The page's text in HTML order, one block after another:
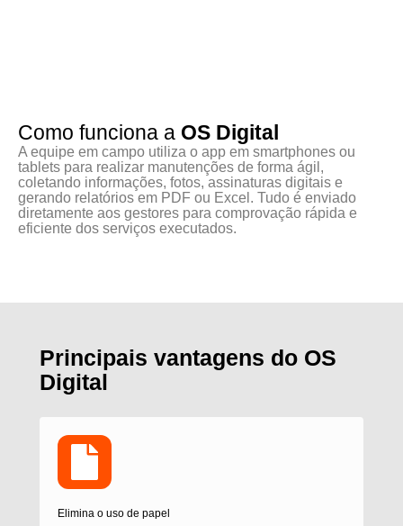
Como funciona a OS Digital
A equipe em campo utiliza o app em smartphones ou
tablets para realizar manutenções de forma ágil,
coletando informações, fotos, assinaturas digitais e
gerando relatórios em PDF ou Excel. Tudo é enviado
diretamente aos gestores para comprovação rápida e
eficiente dos serviços executados.
Principais vantagens do OS
Digital
Elimina o uso de papel